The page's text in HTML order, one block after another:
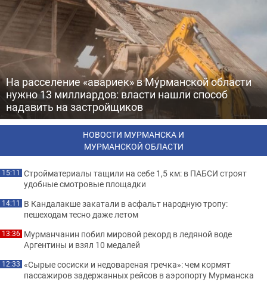
На расселение «авариек» в Мурманской области
нужно 13 миллиардов: власти нашли способ
надавить на застройщиков
НОВОСТИ МУРМАНСКА И
МУРМАНСКОЙ ОБЛАСТИ
15:11 Стройматериалы тащили на себе 1,5 км: в ПАБСИ строят
удобные смотровые площадки
14:11 В Кандалакше закатали в асфальт народную тропу:
пешеходам тесно даже летом
13:36 Мурманчанин побил мировой рекорд в ледяной воде
Аргентины и взял 10 медалей
12:33 «Сырые сосиски и недовареная гречка»: чем кормят
пассажиров задержанных рейсов в аэропорту Мурманска